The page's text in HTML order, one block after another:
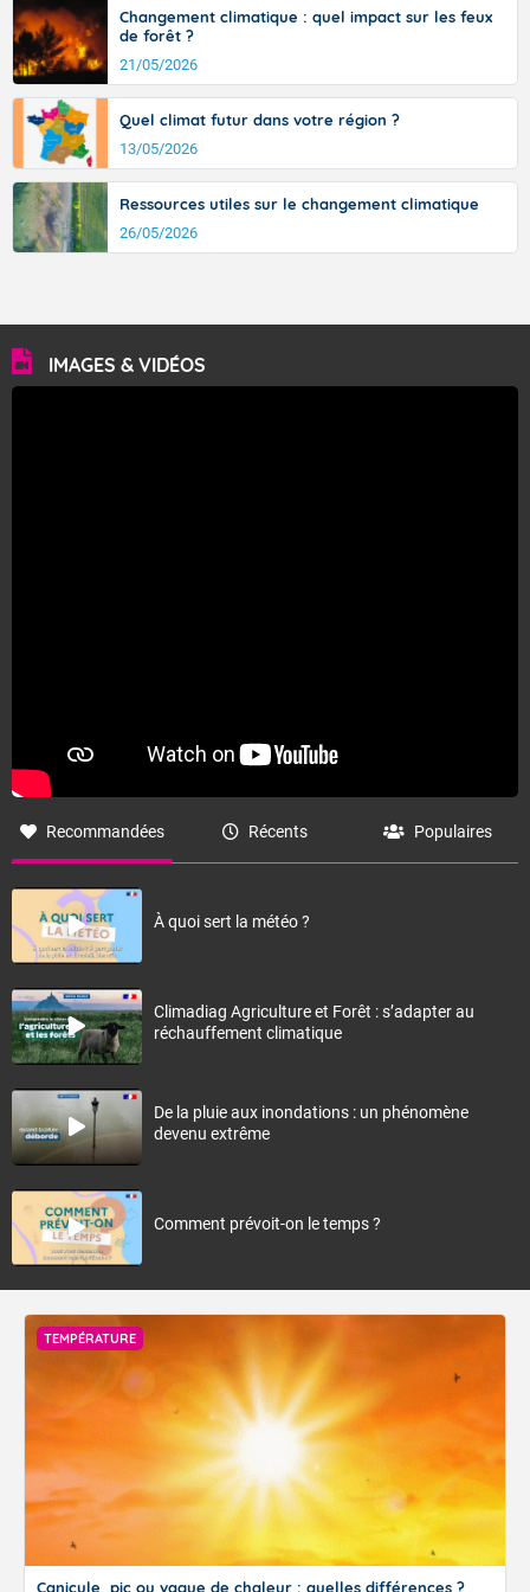
Changement climatique : quel impact sur les feux
de forêt ?
21/05/2026
Quel climat futur dans votre région ?
13/05/2026
Ressources utiles sur le changement climatique
26/05/2026
IMAGES & VIDÉOS
Recommandées Récents Populaires
À quoi sert la météo ?
Climadiag Agriculture et Forêt : s’adapter au
réchauffement climatique
De la pluie aux inondations : un phénomène
devenu extrême
Comment prévoit-on le temps ?
TEMPÉRATURE
Canicule, pic ou vague de chaleur : quelles différences ?